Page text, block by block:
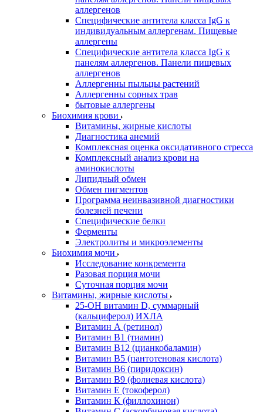
аллергенов
Специфические антитела класса IgG к
индивидуальным аллергенам. Пищевые
аллергены
Специфические антитела класса IgG к
панелям аллергенов. Панели пищевых
аллергенов
Аллергенны пыльцы растений
Аллергенны сорных трав
бытовые аллергены
Биохимия крови
Витамины, жирные кислоты
Диагностика анемий
Комплексная оценка оксидативного стресса
Комплексный анализ крови на
аминокислоты
Липидный обмен
Обмен пигментов
Программа неинвазивной диагностики
болезней печени
Специфические белки
Ферменты
Электролиты и микроэлементы
Биохимия мочи
Исследование конкремента
Разовая порция мочи
Суточная порция мочи
Витамины, жирные кислоты
25-OH витамин D, суммарный
(кальциферол) ИХЛА
Витамин А (ретинол)
Витамин В1 (тиамин)
Витамин В12 (цианкобаламин)
Витамин В5 (пантотеновая кислота)
Витамин В6 (пиридоксин)
Витамин В9 (фолиевая кислота)
Витамин Е (токоферол)
Витамин К (филлохинон)